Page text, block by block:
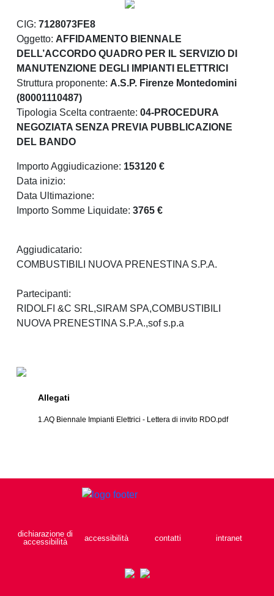
CIG: 7128073FE8
Oggetto: AFFIDAMENTO BIENNALE
DELL’ACCORDO QUADRO PER IL SERVIZIO DI
MANUTENZIONE DEGLI IMPIANTI ELETTRICI
Struttura proponente: A.S.P. Firenze Montedomini
(80001110487)
Tipologia Scelta contraente: 04-PROCEDURA
NEGOZIATA SENZA PREVIA PUBBLICAZIONE
DEL BANDO
Importo Aggiudicazione: 153120 €
Data inizio:
Data Ultimazione:
Importo Somme Liquidate: 3765 €
Aggiudicatario:
COMBUSTIBILI NUOVA PRENESTINA S.P.A.
Partecipanti:
RIDOLFI &C SRL,SIRAM SPA,COMBUSTIBILI
NUOVA PRENESTINA S.P.A.,sof s.p.a
Allegati
1.AQ Biennale Impianti Elettrici - Lettera di invito RDO.pdf
dichiarazione di
accessibilità
accessibilità contatti intranet